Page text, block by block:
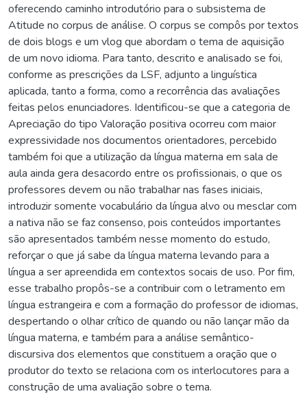
oferecendo caminho introdutório para o subsistema de
Atitude no corpus de análise. O corpus se compôs por textos
de dois blogs e um vlog que abordam o tema de aquisição
de um novo idioma. Para tanto, descrito e analisado se foi,
conforme as prescrições da LSF, adjunto a linguística
aplicada, tanto a forma, como a recorrência das avaliações
feitas pelos enunciadores. Identificou-se que a categoria de
Apreciação do tipo Valoração positiva ocorreu com maior
expressividade nos documentos orientadores, percebido
também foi que a utilização da língua materna em sala de
aula ainda gera desacordo entre os profissionais, o que os
professores devem ou não trabalhar nas fases iniciais,
introduzir somente vocabulário da língua alvo ou mesclar com
a nativa não se faz consenso, pois conteúdos importantes
são apresentados também nesse momento do estudo,
reforçar o que já sabe da língua materna levando para a
língua a ser apreendida em contextos socais de uso. Por fim,
esse trabalho propôs-se a contribuir com o letramento em
língua estrangeira e com a formação do professor de idiomas,
despertando o olhar crítico de quando ou não lançar mão da
língua materna, e também para a análise semântico-
discursiva dos elementos que constituem a oração que o
produtor do texto se relaciona com os interlocutores para a
construção de uma avaliação sobre o tema.